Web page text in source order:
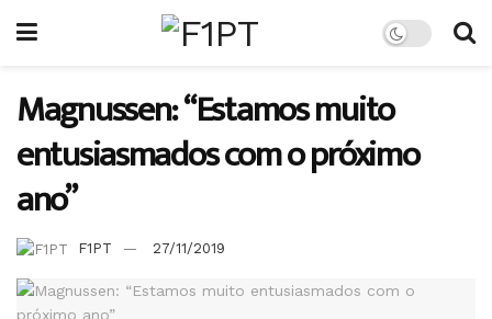
Magnussen: “Estamos muito
entusiasmados com o próximo
ano”
F1PT 27/11/2019